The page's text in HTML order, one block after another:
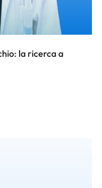
la ricerca a